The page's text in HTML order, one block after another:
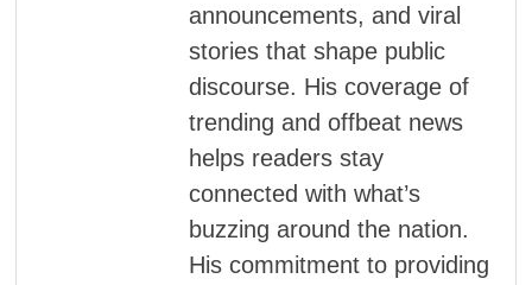
announcements, and viral
stories that shape public
discourse. His coverage of
trending and offbeat news
helps readers stay
connected with what’s
buzzing around the nation.
His commitment to providing